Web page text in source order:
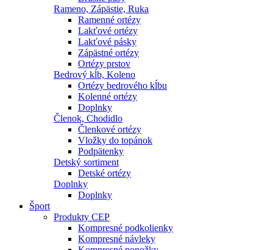
Rameno, Zápästie, Ruka
Ramenné ortézy
Lakťové ortézy
Lakťové pásky
Zápästné ortézy
Ortézy prstov
Bedrový kĺb, Koleno
Ortézy bedrového kĺbu
Kolenné ortézy
Doplnky
Členok, Chodidlo
Členkové ortézy
Vložky do topánok
Podpätenky
Detský sortiment
Detské ortézy
Doplnky
Doplnky
Šport
Produkty CEP
Kompresné podkolienky
Kompresné návleky